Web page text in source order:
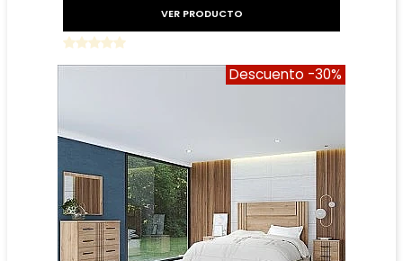
VER PRODUCTO
Descuento -30%